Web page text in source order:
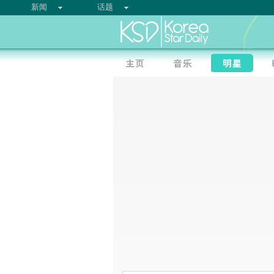
新闻 话题